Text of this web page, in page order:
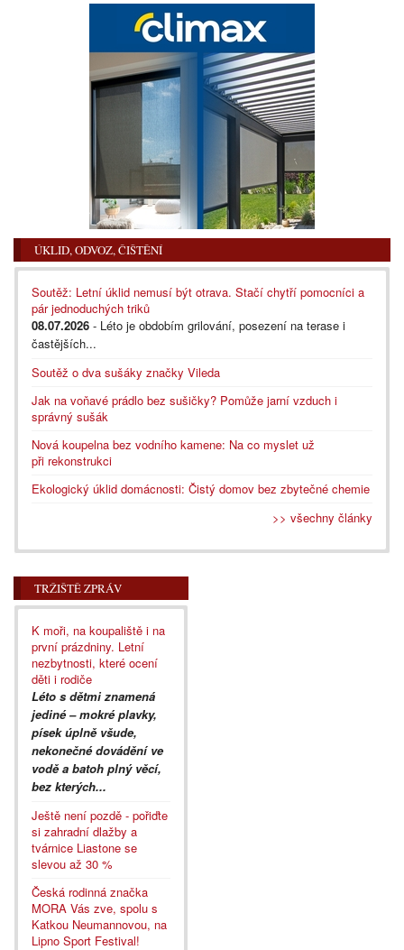
ÚKLID, ODVOZ, ČIŠTĚNÍ
Soutěž: Letní úklid nemusí být otrava. Stačí chytří pomocníci a
pár jednoduchých triků
08.07.2026 - Léto je obdobím grilování, posezení na terase i
častějších...
Soutěž o dva sušáky značky Vileda
Jak na voňavé prádlo bez sušičky? Pomůže jarní vzduch i
správný sušák
Nová koupelna bez vodního kamene: Na co myslet už
při rekonstrukci
Ekologický úklid domácnosti: Čistý domov bez zbytečné chemie
>> všechny články
TRŽIŠTĚ ZPRÁV
K moři, na koupaliště i na
první prázdniny. Letní
nezbytnosti, které ocení
děti i rodiče
Léto s dětmi znamená
jediné – mokré plavky,
písek úplně všude,
nekonečné dovádění ve
vodě a batoh plný věcí,
bez kterých...
Ještě není pozdě - pořiďte
si zahradní dlažby a
tvárnice Liastone se
slevou až 30 %
Česká rodinná značka
MORA Vás zve, spolu s
Katkou Neumannovou, na
Lipno Sport Festival!